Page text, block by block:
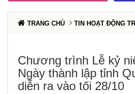
TRANG CHỦ TIN HOẠT ĐỘNG
Chương trình Lễ kỷ
Ngày thành lập tỉnh
diễn ra vào tối 28/10